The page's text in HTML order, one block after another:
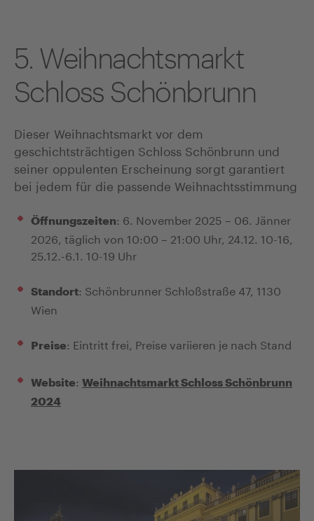
5. Weihnachtsmarkt
Schloss Schönbrunn
Dieser Weihnachtsmarkt vor dem
geschichtsträchtigen Schloss Schönbrunn und
seiner oppulenten Erscheinung sorgt garantiert
bei jedem für die passende Weihnachtsstimmung
Öffnungszeiten: 6. November 2025 – 06. Jänner
2026, täglich von 10:00 – 21:00 Uhr, 24.12. 10-16,
25.12.-6.1. 10-19 Uhr
Standort: Schönbrunner Schloßstraße 47, 1130
Wien
Preise: Eintritt frei, Preise variieren je nach Stand
Website: Weihnachtsmarkt Schloss Schönbrunn
2024